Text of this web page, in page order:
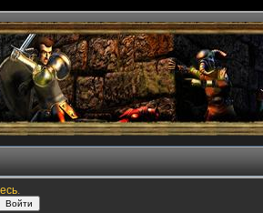
.